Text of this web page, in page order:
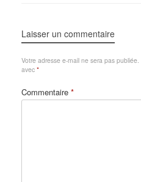
Laisser un commentaire
Votre adresse e-mail ne sera pas publiée.
avec *
Commentaire *